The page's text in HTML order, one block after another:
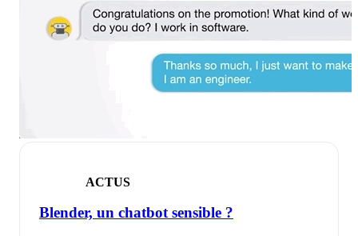
ACTUS
Blender, un chatbot sensible ?